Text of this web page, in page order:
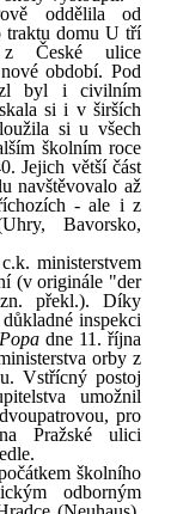
oddělila od
traktu domu U tří
z České ulice
období. Pod
byl i civilním
si i v širších
si u všech
školním roce
Jejich větší část
navštěvovalo až
- ale i z
Bavorsko,
ministerstvem
(v originále "der
překl.). Díky
inspekci
Popa dne 11. října
orby z
Vstřícný postoj
umožnil
pro
Pražské ulici
školního
odborným